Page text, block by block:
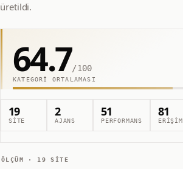
üretildi.
64.7/100
KATEGORI ORTALAMASI
19
SITE
2
AJANS
51
PERFORMANS
81
ERIŞIM
ÖLÇÜM · 19 SITE